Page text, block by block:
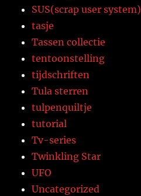
SUS(scrap user system)
tasje
Tassen collectie
tentoonstelling
tijdschriften
Tula sterren
tulpenquiltje
tutorial
Tv-series
Twinkling Star
UFO
Uncategorized